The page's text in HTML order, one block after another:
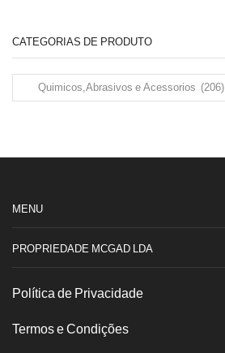
CATEGORIAS DE PRODUTO
Quimicos,Abrasivos e Acessorios (206)
MENU
PROPRIEDADE MCGAD LDA
Política de Privacidade
Termos e Condições